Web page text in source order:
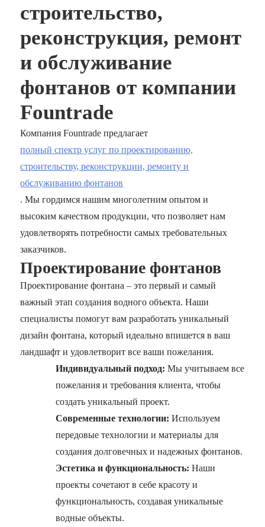
строительство,
реконструкция, ремонт
и обслуживание
фонтанов от компании
Fountrade
Компания Fountrade предлагает
полный спектр услуг по проектированию,
строительству, реконструкции, ремонту и
обслуживанию фонтанов
. Мы гордимся нашим многолетним опытом и
высоким качеством продукции, что позволяет нам
удовлетворять потребности самых требовательных
заказчиков.
Проектирование фонтанов
Проектирование фонтана – это первый и самый
важный этап создания водного объекта. Наши
специалисты помогут вам разработать уникальный
дизайн фонтана, который идеально впишется в ваш
ландшафт и удовлетворит все ваши пожелания.
Индивидуальный подход: Мы учитываем все
пожелания и требования клиента, чтобы
создать уникальный проект.
Современные технологии: Используем
передовые технологии и материалы для
создания долговечных и надежных фонтанов.
Эстетика и функциональность: Наши
проекты сочетают в себе красоту и
функциональность, создавая уникальные
водные объекты.